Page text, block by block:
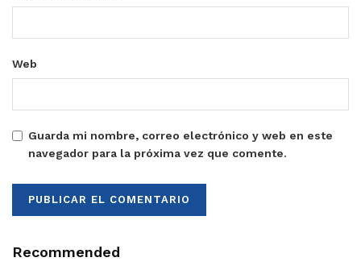
Web
Guarda mi nombre, correo electrónico y web en este
navegador para la próxima vez que comente.
Recommended